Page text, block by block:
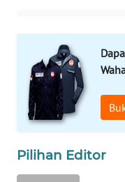
Pilihan Editor
WAHANA
KONSUMEN
WAHANA
LISTRIK